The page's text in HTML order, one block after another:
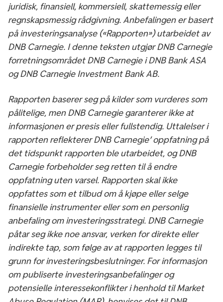
juridisk, finansiell, kommersiell, skattemessig eller
regnskapsmessig rådgivning. Anbefalingen er basert
på investeringsanalyse («Rapporten») utarbeidet av
DNB Carnegie. I denne teksten utgjør DNB Carnegie
forretningsområdet DNB Carnegie i DNB Bank ASA
og DNB Carnegie Investment Bank AB.
Rapporten baserer seg på kilder som vurderes som
pålitelige, men DNB Carnegie garanterer ikke at
informasjonen er presis eller fullstendig. Uttalelser i
rapporten reflekterer DNB Carnegie’ oppfatning på
det tidspunkt rapporten ble utarbeidet, og DNB
Carnegie forbeholder seg retten til å endre
oppfatning uten varsel. Rapporten skal ikke
oppfattes som et tilbud om å kjøpe eller selge
finansielle instrumenter eller som en personlig
anbefaling om investeringsstrategi. DNB Carnegie
påtar seg ikke noe ansvar, verken for direkte eller
indirekte tap, som følge av at rapporten legges til
grunn for investeringsbeslutninger. For informasjon
om publiserte investeringsanbefalinger og
potensielle interessekonflikter i henhold til Market